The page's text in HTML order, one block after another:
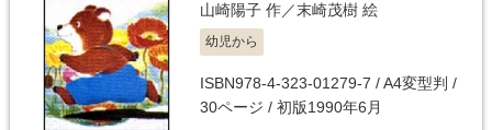
山崎陽子 作／末崎茂樹 絵
幼児から
ISBN978-4-323-01279-7 / A4変型判 /
30ページ / 初版1990年6月